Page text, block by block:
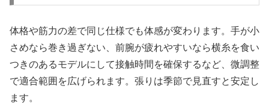
体格や筋力の差で同じ仕様でも体感が変わります。手が小
さめなら巻き過ぎない、前腕が疲れやすいなら横糸を食い
つきのあるモデルにして接触時間を確保するなど、微調整
で適合範囲を広げられます。張りは季節で見直すと安定し
ます。